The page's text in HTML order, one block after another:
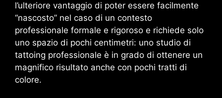
l’ulteriore vantaggio di poter essere facilmente
“nascosto” nel caso di un contesto
professionale formale e rigoroso e richiede solo
uno spazio di pochi centimetri: uno studio di
tattoing professionale è in grado di ottenere un
magnifico risultato anche con pochi tratti di
colore.